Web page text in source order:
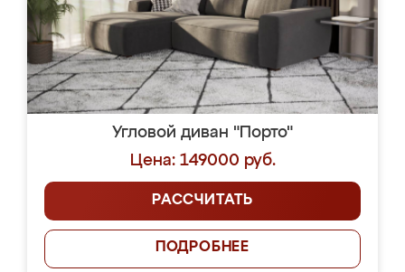
Угловой диван "Порто"
Цена: 149000 руб.
РАССЧИТАТЬ
ПОДРОБНЕЕ